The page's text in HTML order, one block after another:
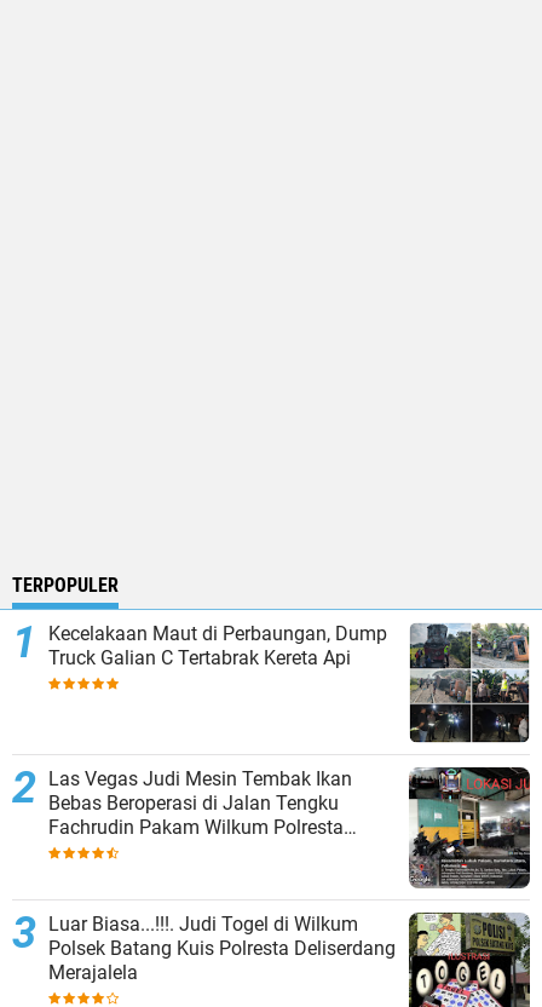
TERPOPULER
Kecelakaan Maut di Perbaungan, Dump
Truck Galian C Tertabrak Kereta Api
Las Vegas Judi Mesin Tembak Ikan
Bebas Beroperasi di Jalan Tengku
Fachrudin Pakam Wilkum Polresta
Deliserdang
Luar Biasa...!!!. Judi Togel di Wilkum
Polsek Batang Kuis Polresta Deliserdang
Merajalela